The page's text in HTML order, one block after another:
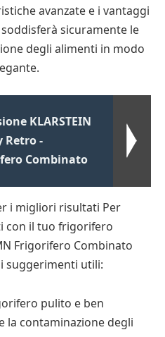
avanzate e i vantaggi
sicuramente le
degli alimenti in modo
KLARSTEIN
Retro -
Combinato
i migliori risultati Per
con il tuo frigorifero
Frigorifero Combinato
suggerimenti utili:
pulito e ben
la contaminazione degli